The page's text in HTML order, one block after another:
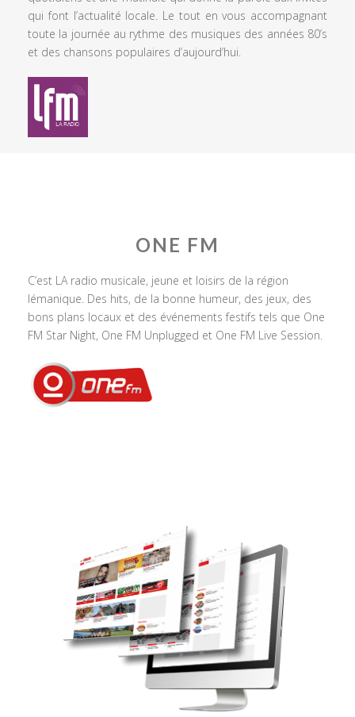
qui font l’actualité locale. Le tout en vous accompagnant
toute la journée au rythme des musiques des années 80’s
et des chansons populaires d’aujourd’hui.
ONE FM
C’est LA radio musicale, jeune et loisirs de la région
lémanique. Des hits, de la bonne humeur, des jeux, des
bons plans locaux et des événements festifs tels que One
FM Star Night, One FM Unplugged et One FM Live Session.